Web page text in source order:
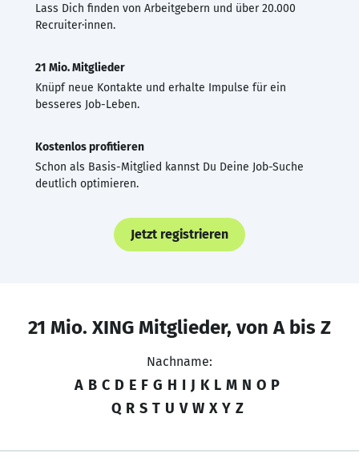
Lass Dich finden von Arbeitgebern und über 20.000
Recruiter·innen.
21 Mio. Mitglieder
Knüpf neue Kontakte und erhalte Impulse für ein
besseres Job-Leben.
Kostenlos profitieren
Schon als Basis-Mitglied kannst Du Deine Job-Suche
deutlich optimieren.
Jetzt registrieren
21 Mio. XING Mitglieder, von A bis Z
Nachname:
A B C D E F G H I J K L M N O P
Q R S T U V W X Y Z